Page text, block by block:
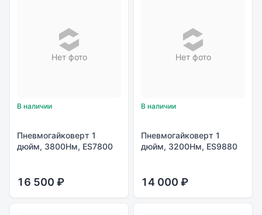
Нет фото
В наличии
Пневмогайковерт 1
дюйм, 3800Нм, ES7800
16 500 ₽
Нет фото
В наличии
Пневмогайковерт 1
дюйм, 3200Нм, ES9880
14 000 ₽